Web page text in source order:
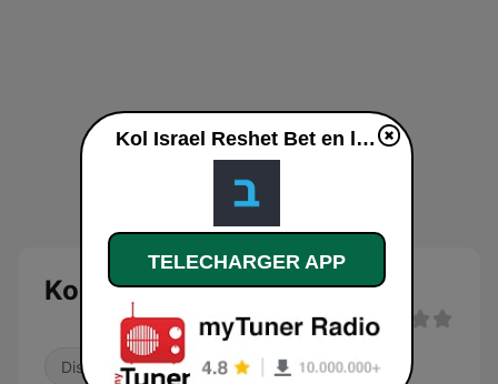
Kol Israel Reshet Bet
Discussions et débats
Kol Israel Reshet Bet en ligne
TELECHARGER APP